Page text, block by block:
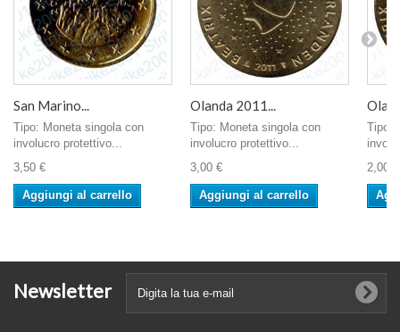
San Marino...
Tipo: Moneta singola con
involucro protettivo...
3,50 €
Aggiungi al carrello
Olanda 2011...
Tipo: Moneta singola con
involucro protettivo...
3,00 €
Aggiungi al carrello
Tipo:
2,00 €
Newsletter